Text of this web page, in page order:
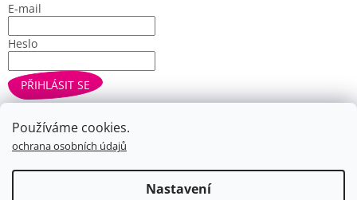
Používáme cookies.
ochrana osobních údajů
Nastavení
E-mail
Heslo
PŘIHLÁSIT SE
Nová registraceZapomenuté heslo